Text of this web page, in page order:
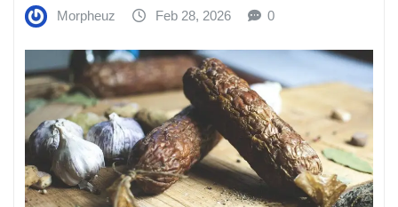
Morpheuz Feb 28, 2026 0